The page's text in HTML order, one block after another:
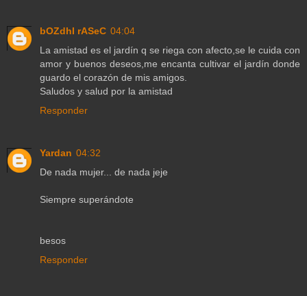
bOZdhI rASeC 04:04
La amistad es el jardín q se riega con afecto,se le cuida con
amor y buenos deseos,me encanta cultivar el jardín donde
guardo el corazón de mis amigos.
Saludos y salud por la amistad
Responder
Yardan 04:32
De nada mujer... de nada jeje
Siempre superándote
besos
Responder